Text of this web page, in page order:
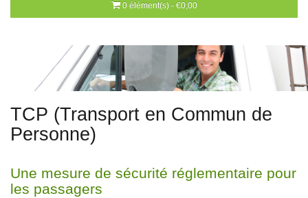
0 élément(s) - €0,00
TCP (Transport en Commun de
Personne)
Une mesure de sécurité réglementaire pour
les passagers